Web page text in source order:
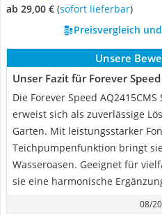
ab 29,00 € ( Sofort lieferbar)
Preisvergleich
Unsere
Unser Fazit für Forever
Die Forever Speed
erweist sich als zuverlässige
Garten. Mit leistungsstarker
Teichpumpenfunktion bringt
Wasseroasen. Geeignet für
sie eine harmonische
08/